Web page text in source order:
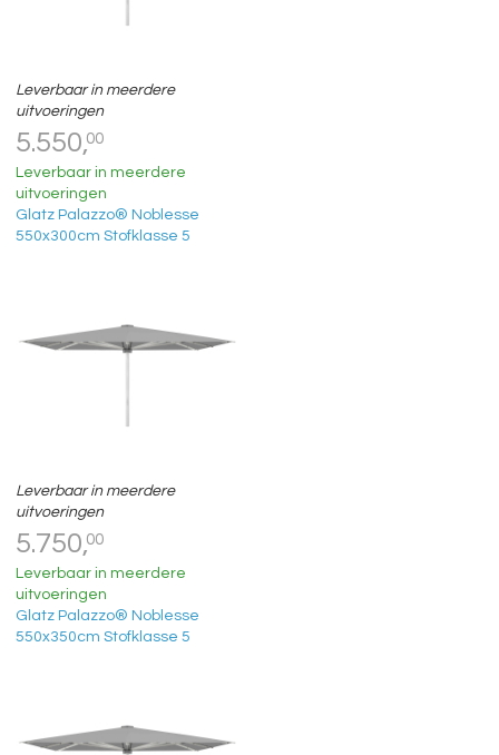
Leverbaar in meerdere
uitvoeringen
5.550,00
Leverbaar in meerdere
uitvoeringen
Glatz Palazzo® Noblesse
550x300cm Stofklasse 5
Leverbaar in meerdere
uitvoeringen
5.750,00
Leverbaar in meerdere
uitvoeringen
Glatz Palazzo® Noblesse
550x350cm Stofklasse 5